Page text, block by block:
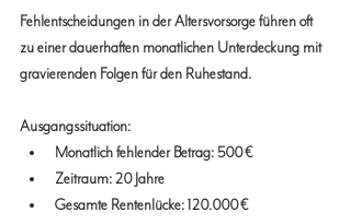
Fehlentscheidungen in der Altersvorsorge führen oft
zu einer dauerhaften monatlichen Unterdeckung mit
gravierenden Folgen für den Ruhestand.
Ausgangssituation:
Monatlich fehlender Betrag: 500 €
Zeitraum: 20 Jahre
Gesamte Rentenlücke: 120.000 €